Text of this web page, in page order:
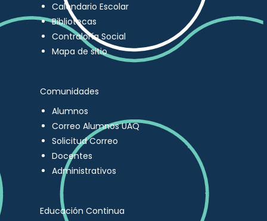
Calendario Escolar
Bibliotecas
Contraloría Social
Mapa de sitio
Comunidades
Alumnos
Correo Alumnos UAQ
Solicitud Correo
Docentes
Administrativos
Educación Continua